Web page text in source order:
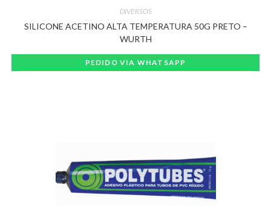
DIVERSOS
SILICONE ACETINO ALTA TEMPERATURA 50G PRETO –
WURTH
PEDIDO VIA WHATSAPP